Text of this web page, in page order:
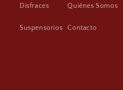
Disfraces
Suspensorios
Quiénes Somos
Contacto